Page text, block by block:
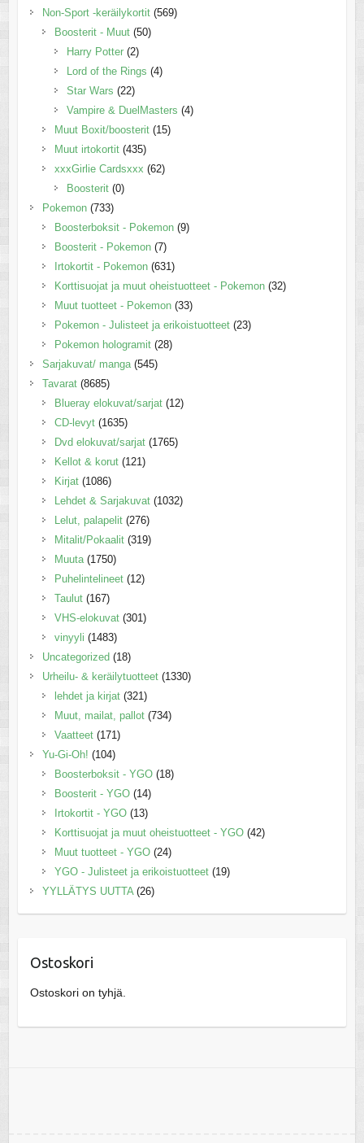
Non-Sport -keräilykortit (569)
Boosterit - Muut (50)
Harry Potter (2)
Lord of the Rings (4)
Star Wars (22)
Vampire & DuelMasters (4)
Muut Boxit/boosterit (15)
Muut irtokortit (435)
xxxGirlie Cardsxxx (62)
Boosterit (0)
Pokemon (733)
Boosterboksit - Pokemon (9)
Boosterit - Pokemon (7)
Irtokortit - Pokemon (631)
Korttisuojat ja muut oheistuotteet - Pokemon (32)
Muut tuotteet - Pokemon (33)
Pokemon - Julisteet ja erikoistuotteet (23)
Pokemon hologramit (28)
Sarjakuvat/ manga (545)
Tavarat (8685)
Blueray elokuvat/sarjat (12)
CD-levyt (1635)
Dvd elokuvat/sarjat (1765)
Kellot & korut (121)
Kirjat (1086)
Lehdet & Sarjakuvat (1032)
Lelut, palapelit (276)
Mitalit/Pokaalit (319)
Muuta (1750)
Puhelintelineet (12)
Taulut (167)
VHS-elokuvat (301)
vinyyli (1483)
Uncategorized (18)
Urheilu- & keräilytuotteet (1330)
lehdet ja kirjat (321)
Muut, mailat, pallot (734)
Vaatteet (171)
Yu-Gi-Oh! (104)
Boosterboksit - YGO (18)
Boosterit - YGO (14)
Irtokortit - YGO (13)
Korttisuojat ja muut oheistuotteet - YGO (42)
Muut tuotteet - YGO (24)
YGO - Julisteet ja erikoistuotteet (19)
YYLLÄTYS UUTTA (26)
Ostoskori
Ostoskori on tyhjä.